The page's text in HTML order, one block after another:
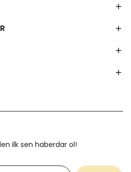
ilk sen haberdar ol!